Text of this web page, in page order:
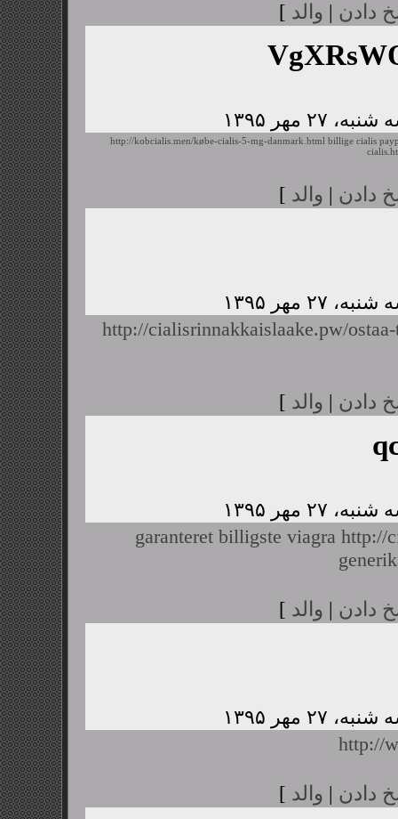
دادن | والد ]
http://kobcialis.men/købe-cialis-5-mg-danmark.html billige cialis
دادن | والد ]
http://cialisrinnakkaislaake.pw/
دادن | والد ]
garanteret billigste viagra http://
دادن | والد ]
http://
دادن | والد ]